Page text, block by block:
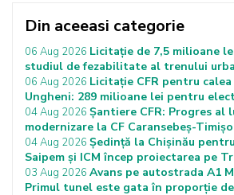
Din aceeasi categorie
06 Aug 2026 Licitație de 7,5 milioane
studiul de fezabilitate al trenului
06 Aug 2026 Licitație CFR pentru
Ungheni: 289 milioane lei pentru
04 Aug 2026 Șantiere CFR: Progres al
modernizare la CF Caransebeș-
04 Aug 2026 Ședință la Chișinău
Saipem și ICM încep proiectarea pe
03 Aug 2026 Avans pe autostrada A1
Primul tunel este gata în proporție